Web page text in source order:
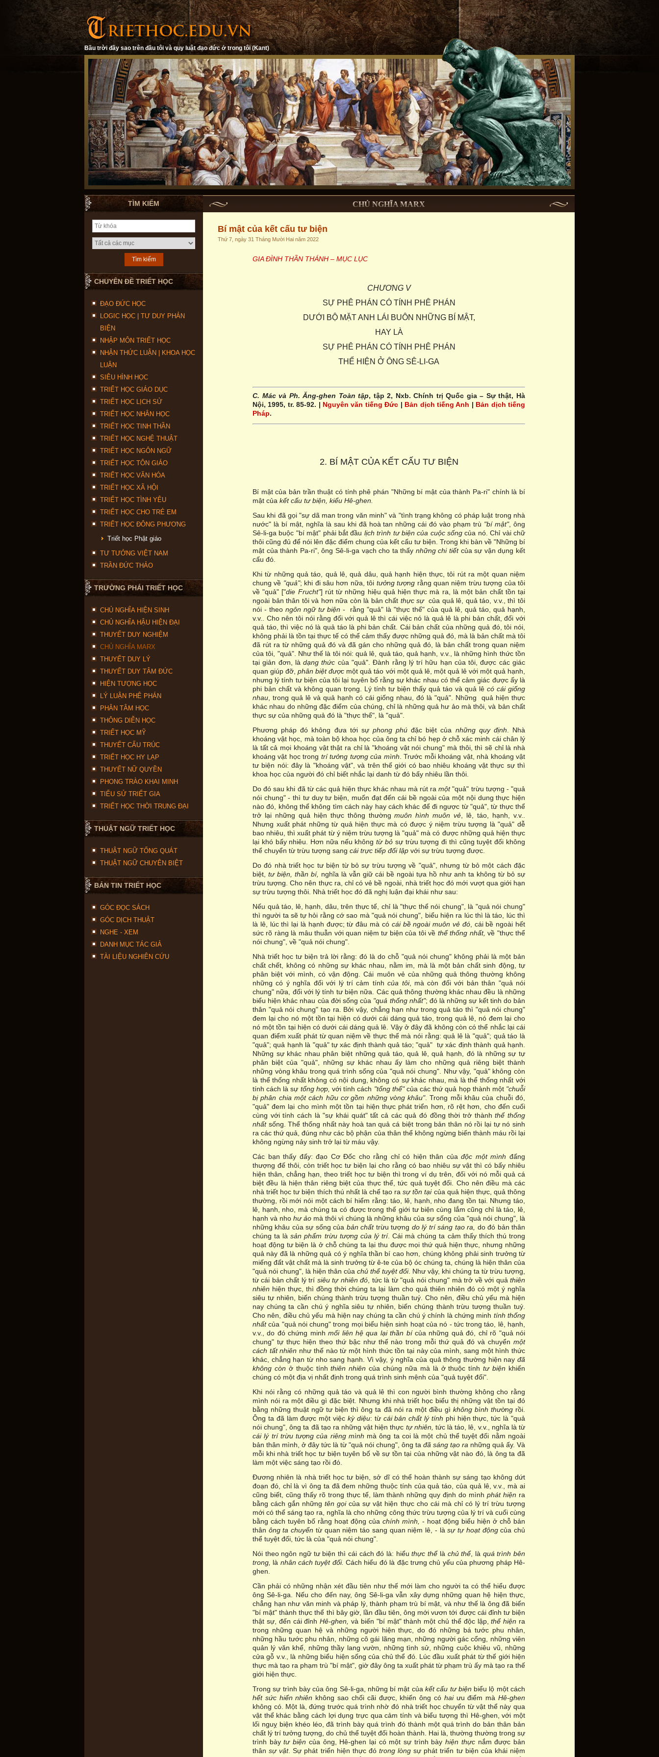
Bầu trời đầy sao trên đầu tôi và quy luật đạo đức ở trong tôi (Kant)
TÌM KIẾM
CHUYÊN ĐỀ TRIẾT HỌC
ĐẠO ĐỨC HỌC
LOGIC HỌC | TƯ DUY PHẢN
BIỆN
NHẬP MÔN TRIẾT HỌC
NHẬN THỨC LUẬN | KHOA HỌC
LUẬN
SIÊU HÌNH HỌC
TRIẾT HỌC GIÁO DỤC
TRIẾT HỌC LỊCH SỬ
TRIẾT HỌC NHÂN HỌC
TRIẾT HỌC TINH THẦN
TRIẾT HỌC NGHỆ THUẬT
TRIẾT HỌC NGÔN NGỮ
TRIẾT HỌC TÔN GIÁO
TRIẾT HỌC VĂN HÓA
TRIẾT HỌC XÃ HỘI
TRIẾT HỌC TÌNH YÊU
TRIẾT HỌC CHO TRẺ EM
TRIẾT HỌC ĐÔNG PHƯƠNG
Triết học Phật giáo
TƯ TƯỞNG VIỆT NAM
TRẦN ĐỨC THẢO
TRƯỜNG PHÁI TRIẾT HỌC
CHỦ NGHĨA HIỆN SINH
CHỦ NGHĨA HẬU HIỆN ĐẠI
THUYẾT DUY NGHIỆM
CHỦ NGHĨA MARX
THUYẾT DUY LÝ
THUYẾT DUY TÂM ĐỨC
HIỆN TƯỢNG HỌC
LÝ LUẬN PHÊ PHÁN
PHÂN TÂM HỌC
THÔNG DIỄN HỌC
TRIẾT HỌC MỸ
THUYẾT CẤU TRÚC
TRIẾT HỌC HY LẠP
THUYẾT NỮ QUYỀN
PHONG TRÀO KHAI MINH
TIỂU SỬ TRIẾT GIA
TRIẾT HỌC THỜI TRUNG ĐẠI
THUẬT NGỮ TRIẾT HỌC
THUẬT NGỮ TỔNG QUÁT
THUẬT NGỮ CHUYÊN BIỆT
BẢN TIN TRIẾT HỌC
GÓC ĐỌC SÁCH
GÓC DỊCH THUẬT
NGHE - XEM
DANH MỤC TÁC GIẢ
TÀI LIỆU NGHIÊN CỨU
CHỦ NGHĨA MARX
Bí mật của kết cấu tư biện
Thứ 7, ngày 31 Tháng Mười Hai năm 2022
GIA ĐÌNH THẦN THÁNH – MỤC LỤC
CHƯƠNG V
SỰ PHÊ PHÁN CÓ TÍNH PHÊ PHÁN
DƯỚI BỘ MẶT ANH LÁI BUÔN NHỮNG BÍ MẬT,
HAY LÀ
SỰ PHÊ PHÁN CÓ TÍNH PHÊ PHÁN
THỂ HIỆN Ở ÔNG SÊ-LI-GA
C. Mác và Ph. Ăng-ghen Toàn tập, tập 2, Nxb. Chính trị Quốc gia – Sự thật, Hà
Nội, 1995, tr. 85-92. | Nguyên văn tiếng Đức | Bản dịch tiếng Anh | Bản dịch tiếng
Pháp.
2. BÍ MẬT CỦA KẾT CẤU TƯ BIỆN
Bí mật của bản trần thuật có tính phê phán "Những bí mật của thành Pa-ri" chính là bí
mật của kết cấu tư biện, kiểu Hê-ghen.
Sau khi đã gọi "sự dã man trong văn minh" và "tình trạng không có pháp luật trong nhà
nước" là bí mật, nghĩa là sau khi đã hoà tan những cái đó vào phạm trù "bí mật", ông
Sê-li-ga buộc "bí mật" phải bắt đầu lịch trình tư biện của cuộc sốngcủa nó. Chỉ vài chữ
thôi cũng đủ để nói lên đặc điểm chung của kết cấu tư biện. Trong khi bàn về "Những bí
mật của thành Pa-ri", ông Sê-li-ga vạch cho ta thấy những chi tiết của sự vận dụng kết
cấu đó.
Khi từ những quả táo, quả lê, quả dâu, quả hạnh hiện thực, tôi rút ra một quan niệm
chung về "quả"; khi đi sâu hơn nữa, tôi tưởng tượng rằng quan niệm trừu tượng của tôi
về "quả" ["die Frucht"] rút từ những hiệu quả hiện thực mà ra, là một bản chất tồn tại
ngoài bản thân tôi và hơn nữa còn là bản chất thực sựcủa quả lê, quả táo, v.v., thì tôi
nói - theo ngôn ngữ tư biện -
rằng "quả" là "thực thể" của quả lê, quả táo, quả hạnh,
v.v.. Cho nên tôi nói rằng đối với quả lê thì cái việc nó là quả lê là phi bản chất, đối với
quả táo, thì việc nó là quả táo là phi bản chất. Cái bản chất của những quả đó, tôi nói,
không phải là tồn tại thực tế có thể cảm thấy được những quả đó, mà là bản chất mà tôi
đã rút ra từ những quả đó và đã gán cho những quả đó, là bản chất trong quan niệm
của tôi, "quả". Như thế là tôi nói: quả lê, quả táo, quả hạnh, v.v., là những hình thức tồn
tại giản đơn, làdạng thức của "quả". Đành rằng lý trí hữu hạn của tôi, được các giác
quan giúp đỡ,phân biệt được một quả táo với một quả lê, một quả lê với một quả hạnh,
nhưng lý tính tư biện của tôi lại tuyên bố rằng sự khác nhau có thể cảm giác được ấy là
phi bản chất và không quan trọng. Lý tính tư biện thấy quả táo và quả lê có cái giống
nhau , trong quả lê và quả hạnh có cái giống nhau, đó là "quả". Những quả hiện thực
khác nhau do những đặc điểm của chúng, chỉ là những quả hư ảo mà thôi, và bản chất
thực sự của những quả đó là "thực thể", là "quả".
Phương pháp đó không đưa tới sự phong phúđặc biệt của những quy định . Nhà
khoáng vật học, mà toàn bộ khoa học của ông ta chỉ bó hẹp ở chỗ xác minh cái chân lý
là tất cả mọi khoáng vật thật ra chỉ là "khoáng vật nói chung" mà thôi, thì sẽ chỉ là nhà
khoáng vật học trong trí tưởng tượng của mình . Trước mỗi khoáng vật, nhà khoáng vật
tư biện nói: đây là "khoáng vật", và trên thế giới có bao nhiêu khoáng vật thực sự thì
khoa học của người đó chỉ biết nhắc lại danh từ đó bấy nhiêu lần thôi.
Do đó sau khi đã từ các quả hiện thực khác nhau mà rút ramột"quả" trừu tượng - "quả
nói chung" - thì tư duy tư biện, muốn đạt đến cái bề ngoài của một nội dung thực hiện
nào đó, không thể không tìm cách này hay cách khác để đi ngược từ "quả", từ thực thể
trở lại những quả hiện thực thông thườngmuôn hình muôn vẻ , lê, táo, hạnh, v.v..
Nhưng xuất phát những từ quả hiện thực mà có được ý niệm trừu tượng là "quả" dễ
bao nhiêu, thì xuất phát từ ý niệm trừu tượng là "quả" mà có được những quả hiện thực
lại khó bấy nhiêu. Hơn nữa nếu khôngtừ bỏ sự trừu tượng đi thì cũng tuyệt đối không
thể chuyển từ trừu tượng sang cái trực tiếp đối lập với sự trừu tượng được.
Do đó nhà triết học tư biện từ bỏ sự trừu tượng về "quả", nhưng từ bỏ một cách đặc
biệt, tư biện, thần bí, nghĩa là vẫn giữ cái bề ngoài tựa hồ như anh ta không từ bỏ sự
trừu tượng. Cho nên thực ra, chỉ có vẻ bề ngoài, nhà triết học đó mới vượt qua giới hạn
sự trừu tượng thôi. Nhà triết học đó đã nghị luận đại khái như sau:
Nếu quả táo, lê, hạnh, dâu, trên thực tế, chỉ là "thực thể nói chung", là "quả nói chung"
thì người ta sẽ tự hỏi rằng cớ sao mà "quả nói chung", biểu hiện ra lúc thì là táo, lúc thì
là lê, lúc thì lại là hạnh được; từ đâu mà có cái bề ngoài muôn vẻ đó, cái bề ngoài hết
sức rõ ràng là mâu thuẫn với quan niệm tư biện của tôi về thể thống nhất,về "thực thể
nói chung", về "quả nói chung".
Nhà triết học tư biện trả lời rằng: đó là do chỗ "quả nói chung" không phải là một bản
chất chết, không có những sự khác nhau, nằm im, mà là một bản chất sinh động, tự
phân biệt với mình, có vận động. Cái muôn vẻ của những quả thông thường không
những có ý nghĩa đối với lý trí cảm tínhcủa tôi, mà còn đối với bản thân "quả nói
chung" nữa, đối với lý tính tư biện nữa. Các quả thông thường khác nhau đều là những
biểu hiện khác nhau của đời sống của "quả thống nhất"; đó là những sự kết tinh do bản
thân "quả nói chung" tạo ra. Bởi vậy, chẳng hạn như trong quả táo thì "quả nói chung"
đem lại cho nó một tồn tại hiện có dưới cái dáng quả táo, trong quả lê, nó đem lại cho
nó một tồn tại hiện có dưới cái dáng quả lê. Vậy ở đây đã không còn có thể nhắc lại cái
quan điểm xuất phát từ quan niệm về thực thể mà nói rằng: quả lê là "quả"; quả táo là
"quả"; quả hạnh là "quả" tự xác định thành quả táo; "quả" tự xác định thành quả hạnh.
Những sự khác nhau phân biệt những quả táo, quả lê, quả hạnh, đó là những sự tự
phân biệt của "quả", những sự khác nhau ấy làm cho những quả riêng biệt thành
những vòng khâu trong quá trình sống của "quả nói chung". Như vậy, "quả" không còn
là thể thống nhất không có nội dung, không có sự khác nhau, mà là thể thống nhất với
tính cách là sự tổng hợp,với tính cách "tổng thể"của các thứ quả họp thành một "chuỗi
bị phân chia một cách hữu cơ gồm những vòng khâu". Trong mỗi khâu của chuỗi đó,
"quả" đem lại cho mình một tồn tại hiện thực phát triển hơn, rõ rệt hơn, cho đến cuối
cùng với tính cách là "sự khái quát" tất cả các quả đó đồng thời trở thànhthể thống
nhất sống. Thể thống nhất này hoà tan quả cá biệt trong bản thân nó rồi lại tự nó sinh
ra các thứ quả, đúng như các bộ phận của thân thể không ngừng biến thành máu rồi lại
không ngừng nảy sinh trở lại từ máu vậy.
Các bạn thấy đấy: đạo Cơ Đốc cho rằng chỉ có hiện thân củađộc một mìnhđấng
thượng đế thôi, còn triết học tư biện lại cho rằng có bao nhiêu sự vật thì có bấy nhiêu
hiện thân, chẳng hạn, theo triết học tư biện thì trong ví dụ trên, đối với nó mỗi quả cá
biệt đều là hiện thân riêng biệt của thực thể, tức quả tuyệt đối. Cho nên điều mà các
nhà triết học tư biện thích thú nhất là chế tạo rasự tồn tại của quả hiện thực, quả thông
thường, rồi mới nói một cách bí hiểm rằng: táo, lê, hạnh, nho đang tồn tại. Nhưng táo,
lê, hạnh, nho, mà chúng ta có được trong thế giới tư biện cùng lắm cũng chỉ là táo, lê,
hạnh và nho hư ảo mà thôi vì chúng là những khâu của sự sống của "quả nói chung", là
những khâu của sự sống của bản chấttrừu tượng do lý trí sáng tạo ra,
do đó bản thân
chúng ta làsản phẩm trừu tượng của lý trí. Cái mà chúng ta cảm thấy thích thú trong
hoạt động tư biện là ở chỗ chúng ta lại thu được mọi thứ quả hiện thực, nhưng những
quả này đã là những quả có ý nghĩa thần bí cao hơn, chúng không phải sinh trưởng từ
miếng đất vật chất mà là sinh trưởng từ ê-te của bộ óc chúng ta, chúng là hiện thân của
"quả nói chung", là hiện thân của chủ thể tuyệt đối. Như vậy, khi chúng ta từ trừu tượng,
từ cái bản chất lý trí siêu tự nhiên đó , tức là từ "quả nói chung" mà trở về với quảthiên
nhiên hiện thực, thì đồng thời chúng ta lại làm cho quả thiên nhiên đó có một ý nghĩa
siêu tự nhiên, biến chúng thành trừu tượng thuần tuý. Cho nên, điều chủ yếu mà hiện
nay chúng ta cần chú ý nghĩa siêu tự nhiên, biến chúng thành trừu tượng thuần tuý.
Cho nên, điều chủ yếu mà hiện nay chúng ta cần chú ý chính là chứng minh tính thống
nhấtcủa "quả nói chung" trong mọi biểu hiện sinh hoạt của nó - tức trong táo, lê, hạnh,
v.v., do đó chứng minhmối liên hệ qua lại thần bícủa những quả đó, chỉ rõ "quả nói
chung" tự thực hiện theo thứ bậc như thế nào trong mỗi thứ quả đó và chuyển một
cách tất nhiên như thế nào từ một hình thức tồn tại này của mình, sang một hình thức
khác, chẳng hạn từ nho sang hạnh. Vì vậy, ý nghĩa của quả thông thường hiện nay đã
không còn ở thuộc tínhthiên nhiên của chúng nữa mà là ở thuộc tínhtư biện khiến
chúng có một địa vị nhất định trong quá trình sinh mệnh của "quả tuyệt đối".
Khi nói rằng có những quả táo và quả lê thì con người bình thường không cho rằng
mình nói ra một điều gì đặc biệt. Nhưng khi nhà triết học biểu thị những vật tồn tại đó
bằng những thuật ngữ tư biện thì ông ta đã nói ra một điều gì không bình thườngrồi.
Ông ta đã làm được một việc kỳ diệu: từ cái bản chất lý tính phi hiện thực, tức là "quả
nói chung", ông ta đã tạo ra những vật hiện thực tự nhiên, tức là táo, lê, v.v., nghĩa là từ
cái lý trí trừu tượng của riêng mình mà ông ta coi là một chủ thể tuyệt đối nằm ngoài
bản thân mình, ở đây tức là từ "quả nói chung", ông ta đã sáng tạo ra những quả ấy. Và
mỗi khi nhà triết học tư biện tuyên bố về sự tồn tại của những vật nào đó, là ông ta đã
làm một việc sáng tạo rồi đó.
Đương nhiên là nhà triết học tư biện, sở dĩ có thể hoàn thành sự sáng tạo không dứt
đoạn đó, chỉ là vì ông ta đã đem những thuộc tính của quả táo, của quả lê, v.v., mà ai
cũng biết, cũng thấy rõ trong thực tế, làm thành những quy định do mìnhphát hiện ra
bằng cách gắn nhữngtên gọicủa sự vật hiện thực cho cái mà chỉ có lý trí trừu tượng
mới có thể sáng tạo ra, nghĩa là cho những công thức trừu tượng của lý trí và cuối cùng
bằng cách tuyên bố rằng hoạt động của chính mình, - hoạt động biểu hiện ở chỗ bản
thân ông ta chuyển từ quan niệm táo sang quan niệm lê, - làsự tự hoạt độngcủa chủ
thể tuyệt đối, tức là của "quả nói chung".
Nói theo ngôn ngữ tư biện thì cái cách đó là: hiểuthực thểlà chủ thể, là quá trình bên
trong, là nhân cách tuyệt đối. Cách hiểu đó là đặc trưng chủ yếu của phương pháp Hê-
ghen.
Cần phải có những nhận xét đầu tiên như thế mới làm cho người ta có thể hiểu được
ông Sê-li-ga. Nếu cho đến nay, ông Sê-li-ga vẫn xây dựng những quan hệ hiện thực,
chẳng hạn như văn minh và pháp lý, thành phạm trù bí mật, và như thế là ông đã biến
"bí mật" thành thực thể thì bây giờ, lần đầu tiên, ông mới vươn tới được cái đỉnh tư biện
thật sự, đến cái đỉnhHê-ghen, và biến "bí mật" thành một chủ thể độc lập,thể hiện ra
trong những quan hệ và những người hiện thực, do đó những bá tước phu nhân,
những hầu tước phu nhân, những cô gái lãng mạn, những người gác cổng, những viên
quản lý văn khế, những thầy lang vườn, những tình sử, những cuộc khiêu vũ, những
cửa gỗ v.v., là những biểu hiện sống của chủ thể đó. Lúc đầu xuất phát từ thế giới hiện
thực mà tạo ra phạm trù "bí mật", giờ đây ông ta xuất phát từ phạm trù ấy mà tạo ra thế
giới hiện thực.
Trong sự trình bày của ông Sê-li-ga, những bí mật củakết cấu tư biện biểu lộ một cách
hết sức hiển nhiên không sao chối cãi được, khiến ông có hai ưu điểm mà Hê-ghen
không có. Một là, đứng trước quá trình nhờ đó nhà triết học chuyển từ vật thể này qua
vật thể khác bằng cách lợi dụng trực qua cảm tính và biểu tượng thì Hê-ghen, với một
lối nguỵ biện khéo léo, đã trình bày quá trình đó thành một quá trình do bản thân bản
chất lý trí tưởng tượng, do chủ thể tuyệt đối hoàn thành. Hai là, thường thường trong sự
trình bàytư biện của ông, Hê-ghen lại có một sự trình bàyhiện thựcnắm được bản
thânsự vật. Sự phát triển hiện thực đótrong lòng sự phát triển tư biện của khái niệm